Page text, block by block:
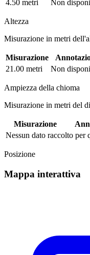
4.50 metri
Non
Altezza
Misurazione in metri
Misurazione
21.00 metri
Non
Ampiezza della chioma
Misurazione in metri del
Misurazione
Nessun dato raccolto per
Posizione
Mappa interattiva